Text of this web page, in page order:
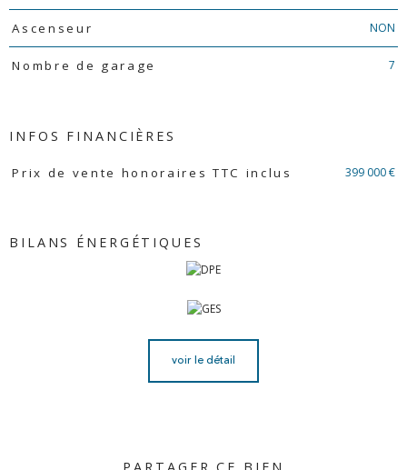
Ascenseur NON
Nombre de garage 7
INFOS FINANCIÈRES
Caractéristiques Valeurs
Prix de vente honoraires TTC inclus 399 000 €
BILANS ÉNERGÉTIQUES
voir le détail